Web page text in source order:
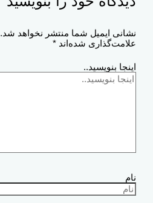
نشانی ایمیل شما منتشر نخواهد شد.
علامت‌گذاری شده‌اند *
اینجا بنویسید..
نام